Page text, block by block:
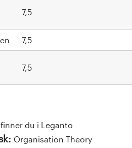
7,5
7,5
7,5
finner du i Leganto
Organisation Theory